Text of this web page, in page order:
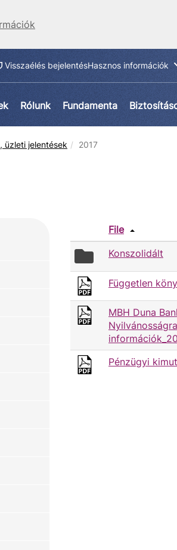
Visszaélés bejelentésHasznos információk
Rólunk Fundamenta
üzleti jelentések 2017
File
folder
Konszolidált
Független
MBH Duna
Pénzügyi